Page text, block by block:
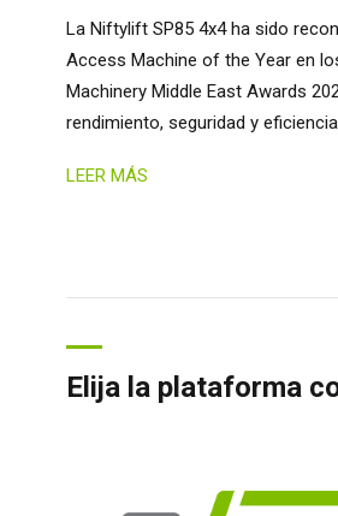
La Niftylift SP85 4x4 ha sido
Access Machine of the Year en
Machinery Middle East Awards
rendimiento, seguridad y
LEER MÁS
Elija la plataforma